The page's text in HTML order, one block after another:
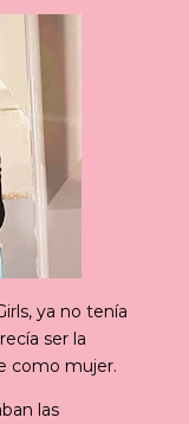
ya no tenía
ser la
como mujer.
las